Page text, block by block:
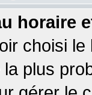
horaire
choisi
plus